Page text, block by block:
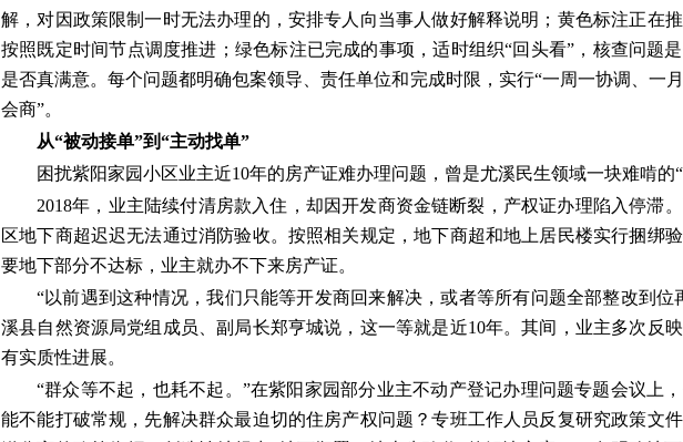
解，对因政策限制一时无法办理的，安排专人向当事人做好解释说明；黄色标注正在
按照既定时间节点调度推进；绿色标注已完成的事项，适时组织“回头看”，核查问题
是否真满意。每个问题都明确包案领导、责任单位和完成时限，实行“一周一协调、一
会商”。
从“被动接单”到“主动找单”
困扰紫阳家园小区业主近10年的房产证难办理问题，曾是尤溪民生领域一块难啃的“
2018年，业主陆续付清房款入住，却因开发商资金链断裂，产权证办理陷入停滞
区地下商超迟迟无法通过消防验收。按照相关规定，地下商超和地上居民楼实行捆绑
要地下部分不达标，业主就办不下来房产证。
“以前遇到这种情况，我们只能等开发商回来解决，或者等所有问题全部整改到位
溪县自然资源局党组成员、副局长郑亨城说，这一等就是近10年。其间，业主多次反
有实质性进展。
“群众等不起，也耗不起。”在紫阳家园部分业主不动产登记办理问题专题会议上，
能不能打破常规，先解决群众最迫切的住房产权问题？专班工作人员反复研究政策文